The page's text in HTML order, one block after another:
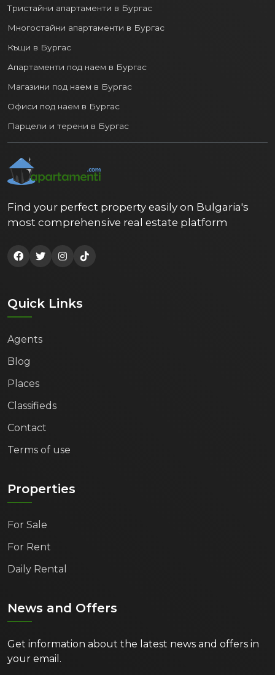
Тристайни апартаменти в Бургас
Многостайни апартаменти в Бургас
Къщи в Бургас
Апартаменти под наем в Бургас
Магазини под наем в Бургас
Офиси под наем в Бургас
Парцели и терени в Бургас
Find your perfect property easily on Bulgaria's
most comprehensive real estate platform
Quick Links
Agents
Blog
Places
Classifieds
Contact
Terms of use
Properties
For Sale
For Rent
Daily Rental
News and Offers
Get information about the latest news and offers in
your email.